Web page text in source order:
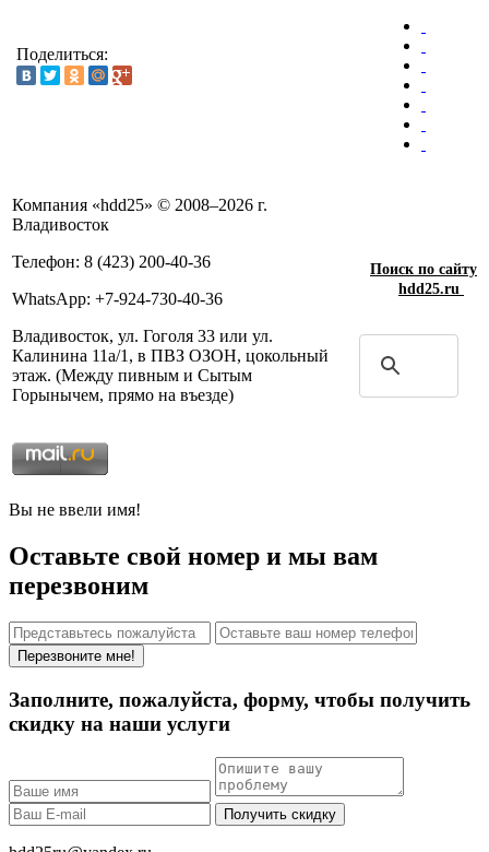
Поделиться:
Компания «hdd25» © 2008–2026 г.
Владивосток
Телефон: 8 (423) 200-40-36
WhatsApp: +7-924-730-40-36
Владивосток, ул. Гоголя 33 или ул.
Калинина 11а/1, в ПВЗ ОЗОН, цокольный
этаж. (Между пивным и Сытым
Горынычем, прямо на въезде)
Поиск по сайту
hdd25.ru
Вы не ввели имя!
Оставьте свой номер и мы вам
перезвоним
Перезвоните мне!
Заполните, пожалуйста, форму, чтобы получить
скидку на наши услуги
Получить скидку